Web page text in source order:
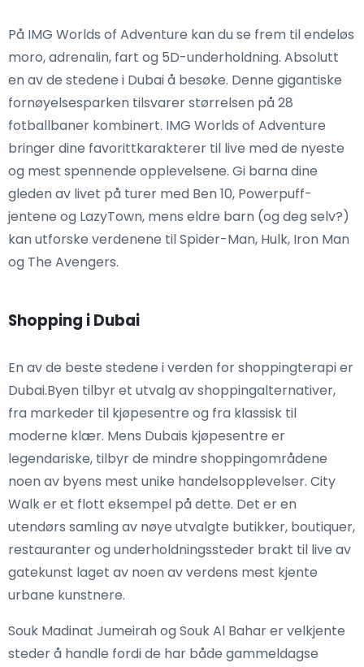
På IMG Worlds of Adventure kan du se frem til endeløs
moro, adrenalin, fart og 5D-underholdning. Absolutt
en av de stedene i Dubai å besøke. Denne gigantiske
fornøyelsesparken tilsvarer størrelsen på 28
fotballbaner kombinert. IMG Worlds of Adventure
bringer dine favorittkarakterer til live med de nyeste
og mest spennende opplevelsene. Gi barna dine
gleden av livet på turer med Ben 10, Powerpuff-
jentene og LazyTown, mens eldre barn (og deg selv?)
kan utforske verdenene til Spider-Man, Hulk, Iron Man
og The Avengers.
Shopping i Dubai
En av de beste stedene i verden for shoppingterapi er
Dubai.Byen tilbyr et utvalg av shoppingalternativer,
fra markeder til kjøpesentre og fra klassisk til
moderne klær. Mens Dubais kjøpesentre er
legendariske, tilbyr de mindre shoppingområdene
noen av byens mest unike handelsopplevelser. City
Walk er et flott eksempel på dette. Det er en
utendørs samling av nøye utvalgte butikker, boutiquer,
restauranter og underholdningssteder brakt til live av
gatekunst laget av noen av verdens mest kjente
urbane kunstnere.
Souk Madinat Jumeirah og Souk Al Bahar er velkjente
steder å handle fordi de har både gammeldagse